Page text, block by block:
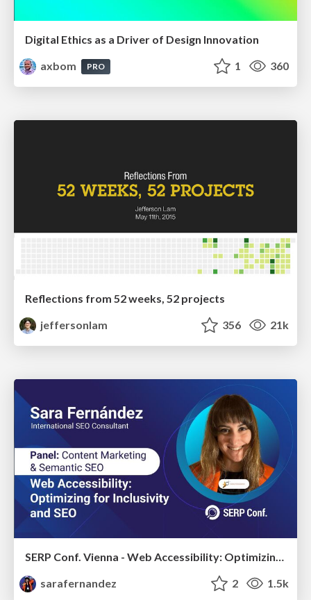
Digital Ethics as a Driver of Design Innovation
axbom
PRO 1 360
Reflections from 52 weeks, 52 projects
jeffersonlam
356 21k
SERP Conf. Vienna - Web Accessibility: Optimizing for Inclusivity and SEO
sarafernandez
2 1.5k